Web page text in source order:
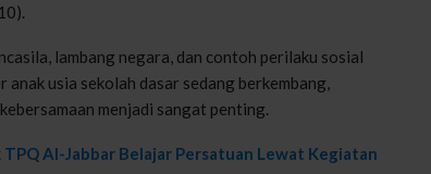
.
lambang negara, dan contoh perilaku sosial
anak usia sekolah dasar sedang berkembang,
kebersamaan menjadi sangat penting.
Al-Jabbar Belajar Persatuan Lewat Kegiatan